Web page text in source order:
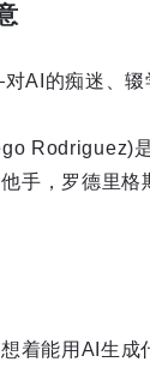
AI的痴迷、辍
Rodriguez)
手，罗德里格
着能用AI生成